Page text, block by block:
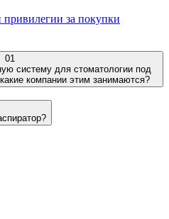
за покупки
01
систему для стоматологии под
компании этим занимаются?